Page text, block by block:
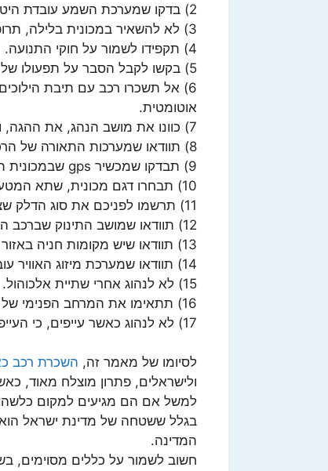
2) בדקו שמערכת השמע עובדת היטב, ושתחנות הרדיו מכוונות.
3) לא להשאיר במכונית בלילה, תרופות שחשובות לכם, כי המכונית עלולה להיפרץ.
4) תקפידו לשמור על חוקי התנועה.
5) בקשו לקבל הסבר על תפעולו של הרכב השכור.
6) אל תשכרו רכב עם תיבת
אוטומטית.
7) כוונו את מושב הנהג, את ההגה, וגם את המראות לנוחות הנהג.
8) תוודאו שמערכות התאורה של הרכב ששכרתם תקינות.
9) תבדקו שמכשיר gps שבמכונית תקין.
10) תבחרו דגם מכונית, שתא המטען שלה, גדול מספיק לציוד שלכם.
11) תרשמו לפניכם את סוג הדלק שצורך הרכב ששכרתם.
12) תוודאו שמושב התינוק שברכב השכור, מעוגן כשורה למושב הרכב.
13) תוודאו שיש מקומות חניה באזור המלון שלכם.
14) תוודאו שמערכת מיזוג האוויר עובדת היטב.
15) לא לנהוג אחרי שתיית אלכוהול.
16) תתאימו את המרחב הפנימי של דגם המכונית, למספרם של הנוסעים.
17) לא לנהוג כאשר עייפים, כי העייפות מגבירה את הסיכוי למעורבות בתאונה קטלנית.
לסיומו של מאמר זה, השכרת רכב
ולישראלים, פתרון מוצלח מאוד,
למשל אם הם מגיעים למקום
בגלל ששטחה של מדינת ישראל
המדינה.
חשוב לשמור על כללים מסוימים,